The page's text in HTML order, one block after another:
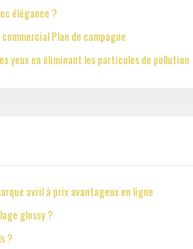
élégance ?
Plan de campagne
yeux en éliminant les particules de pollution
avril à prix avantageux en ligne
glossy ?
?